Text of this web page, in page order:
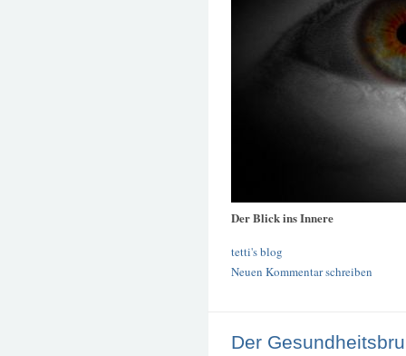
Der Blick ins Innere
tetti's blog
Neuen Kommentar schreiben
Der